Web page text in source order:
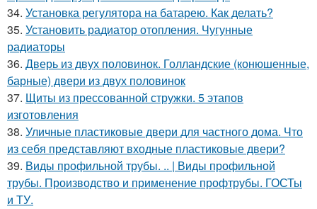
34. Установка регулятора на батарею. Как делать?
35. Установить радиатор отопления. Чугунные
радиаторы
36. Дверь из двух половинок. Голландские (конюшенные,
барные) двери из двух половинок
37. Щиты из прессованной стружки. 5 этапов
изготовления
38. Уличные пластиковые двери для частного дома. Что
из себя представляют входные пластиковые двери?
39. Виды профильной трубы. .. | Виды профильной
трубы. Производство и применение профтрубы. ГОСТы
и ТУ.